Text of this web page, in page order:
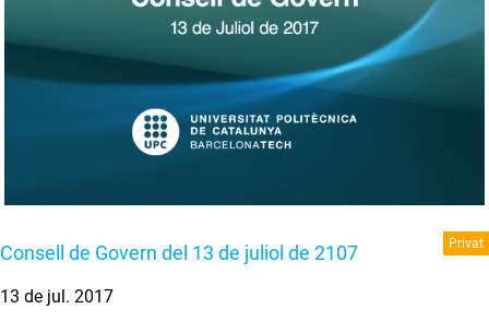
Consell de Govern del 13 de juliol de 2107 Privat
13 de jul. 2017